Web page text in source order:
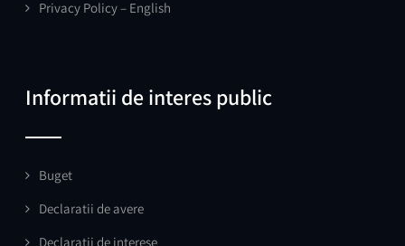
Privacy Policy – English
Informatii de interes public
Buget
Declaratii de avere
Declaratii de interese